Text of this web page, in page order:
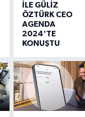
İLE GÜLİZ
ÖZTÜRK CEO
AGENDA
2024'TE
KONUŞTU